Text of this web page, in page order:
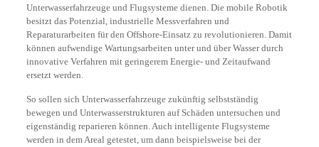
Unterwasserfahrzeuge und Flugsysteme dienen. Die mobile Robotik
besitzt das Potenzial, industrielle Messverfahren und
Reparaturarbeiten für den Offshore-Einsatz zu revolutionieren. Damit
können aufwendige Wartungsarbeiten unter und über Wasser durch
innovative Verfahren mit geringerem Energie- und Zeitaufwand
ersetzt werden.
So sollen sich Unterwasserfahrzeuge zukünftig selbstständig
bewegen und Unterwasserstrukturen auf Schäden untersuchen und
eigenständig reparieren können. Auch intelligente Flugsysteme
werden in dem Areal getestet, um dann beispielsweise bei der